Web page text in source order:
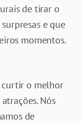
de tirar o
e que
momentos.
curtir o melhor
Nós
de